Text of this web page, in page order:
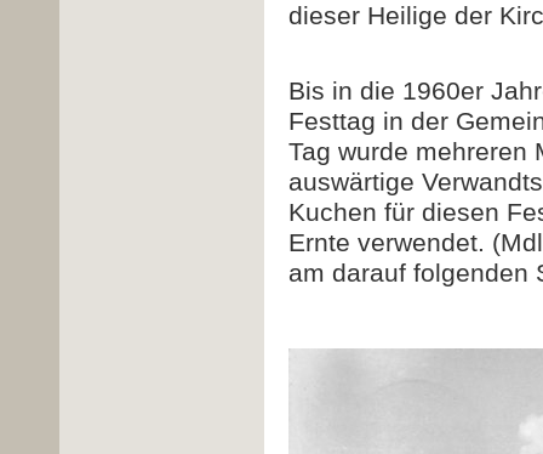
dieser Heilige der
Bis in die 1960er
Festtag in der
Tag wurde mehreren
auswärtige
Kuchen für diesen
Ernte verwendet.
am darauf folgenden